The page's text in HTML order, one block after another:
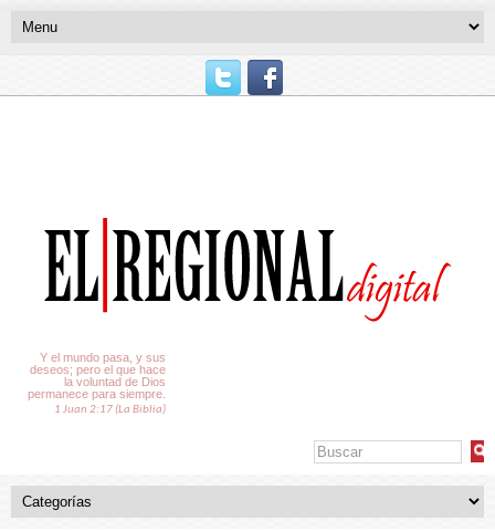
Y el mundo pasa, y sus
deseos; pero el que hace
la voluntad de Dios
permanece para siempre.
1 Juan 2:17 (La Biblia)